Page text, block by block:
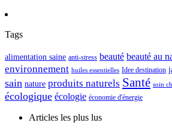
Tags
alimentation saine anti-stress beauté beauté au
environnement huiles essentielles Idee destination
sain nature produits naturels Santé soin
écologique écologie économie d'énergie
Articles les plus lus